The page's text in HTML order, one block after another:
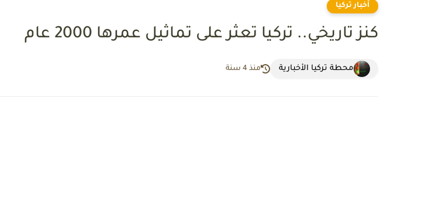
أخبار تركيا
كنز تاريخي.. تركيا تعثر على تماثيل عمرها 2000 عام
محطة تركيا الأخبارية منذ 4 سنة